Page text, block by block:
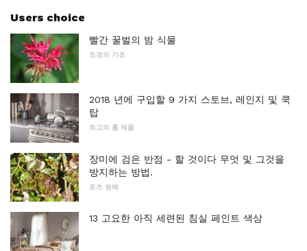
Users choice
빨간 꿀벌의 밤 식물
조경의 기초
2018 년에 구입할 9 가지 스토브, 레인지 및 쿡
탑
최고의 홈 제품
장미에 검은 반점 - 할 것이다 무엇 및 그것을
방지하는 방법.
로즈 원예
13 고요한 아직 세련된 침실 페인트 색상